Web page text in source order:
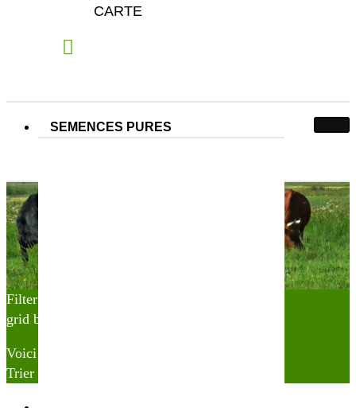
CARTE
SEMENCES PURES
Filter
grid button
Voici le seul résultat
Trier par